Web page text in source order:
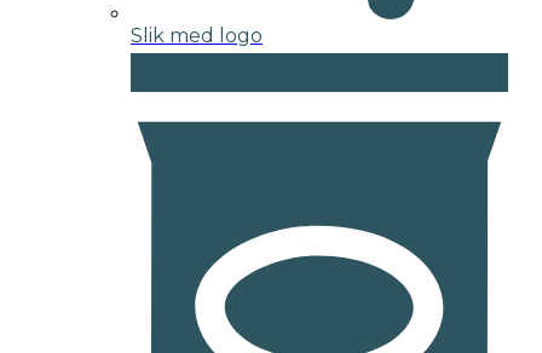
Slik med logo